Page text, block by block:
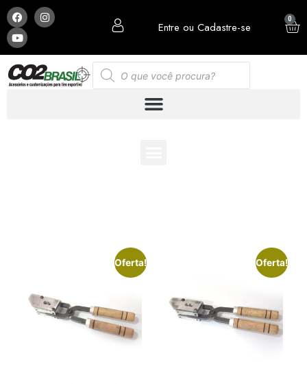
Entre ou Cadastre-se
0
Oferta! Oferta!